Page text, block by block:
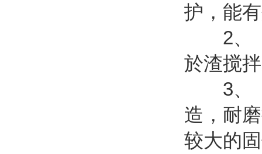
护，能
2、 除
於渣搅
3、 叶
造，耐
较大的